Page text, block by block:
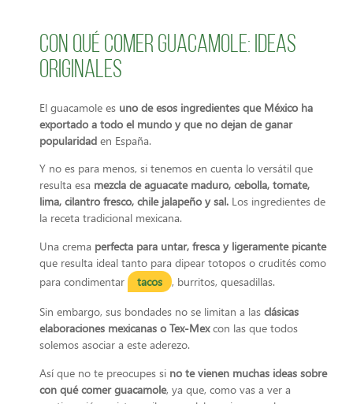
Con qué comer guacamole: Ideas
originales
El guacamole es uno de esos ingredientes que México ha
exportado a todo el mundo y que no dejan de ganar
popularidad en España.
Y no es para menos, si tenemos en cuenta lo versátil que
resulta esa mezcla de aguacate maduro, cebolla, tomate,
lima, cilantro fresco, chile jalapeño y sal. Los ingredientes de
la receta tradicional mexicana.
Una crema perfecta para untar, fresca y ligeramente picante
que resulta ideal tanto para dipear totopos o crudités como
para condimentar
tacos , burritos, quesadillas.
Sin embargo, sus bondades no se limitan a las clásicas
elaboraciones mexicanas o Tex-Mexcon las que todos
solemos asociar a este aderezo.
Así que no te preocupes si no te vienen muchas ideas sobre
con qué comer guacamole, ya que, como vas a ver a